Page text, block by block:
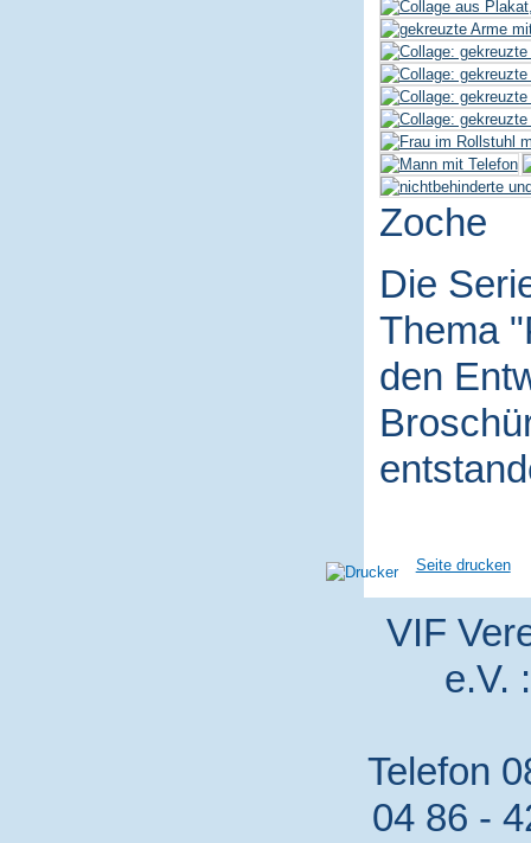
Zoche
Die
Thema
den
Seite drucken
VIF
e.V.
Telefon
04 86 -